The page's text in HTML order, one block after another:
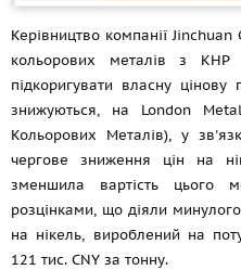
Керівництво компанії
кольорових металів з
підкоригувати власну
знижуються, на London
Кольорових Металів), у
чергове зниження цін на
зменшила вартість цього
розцінками, що діяли
на нікель, вироблений на
121 тис. CNY за тонну.